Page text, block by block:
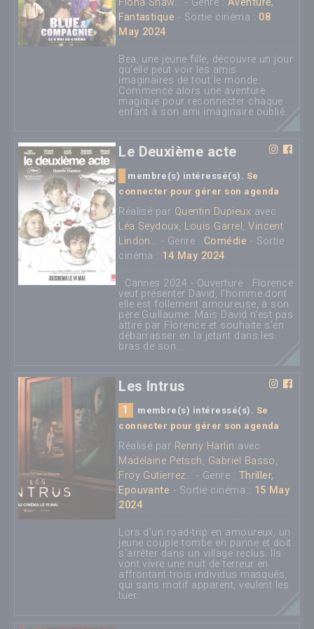
Fantastique - Sortie cinéma : 08
May 2024
Bea, une jeune fille, découvre un jour
qu'elle peut voir les amis
imaginaires de tout le monde.
Commence alors une aventure
magique pour reconnecter chaque
enfant à son ami imaginaire oublié.
Le Deuxième acte
membre(s) intéressé(s). Se
connecter pour gérer son agenda
Réalisé par Quentin Dupieux avec
Léa Seydoux, Louis Garrel ,Vincent
Lindon... - Genre : Comédie - Sortie
cinéma : 14 May 2024
Cannes 2024 - Ouverture Florence
veut présenter David, l’homme dont
elle est follement amoureuse, à son
père Guillaume. Mais David n’est pas
attiré par Florence et souhaite s’en
débarrasser en la jetant dans les
bras de son...
Les Intrus
1 membre(s) intéressé(s). Se
connecter pour gérer son agenda
Réalisé par Renny Harlin avec
Madelaine Petsch, Gabriel Basso,
Froy Gutierrez... - Genre : Thriller,
Epouvante - Sortie cinéma : 15 May
2024
Lors d’un road-trip en amoureux, un
jeune couple tombe en panne et doit
s’arrêter dans un village reclus. Ils
vont vivre une nuit de terreur en
affrontant trois individus masqués,
qui sans motif apparent, veulent les
tuer.